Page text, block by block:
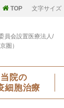
TOP 文字サイズ
員会設置医療法人/
圏）
当院の
細胞治療